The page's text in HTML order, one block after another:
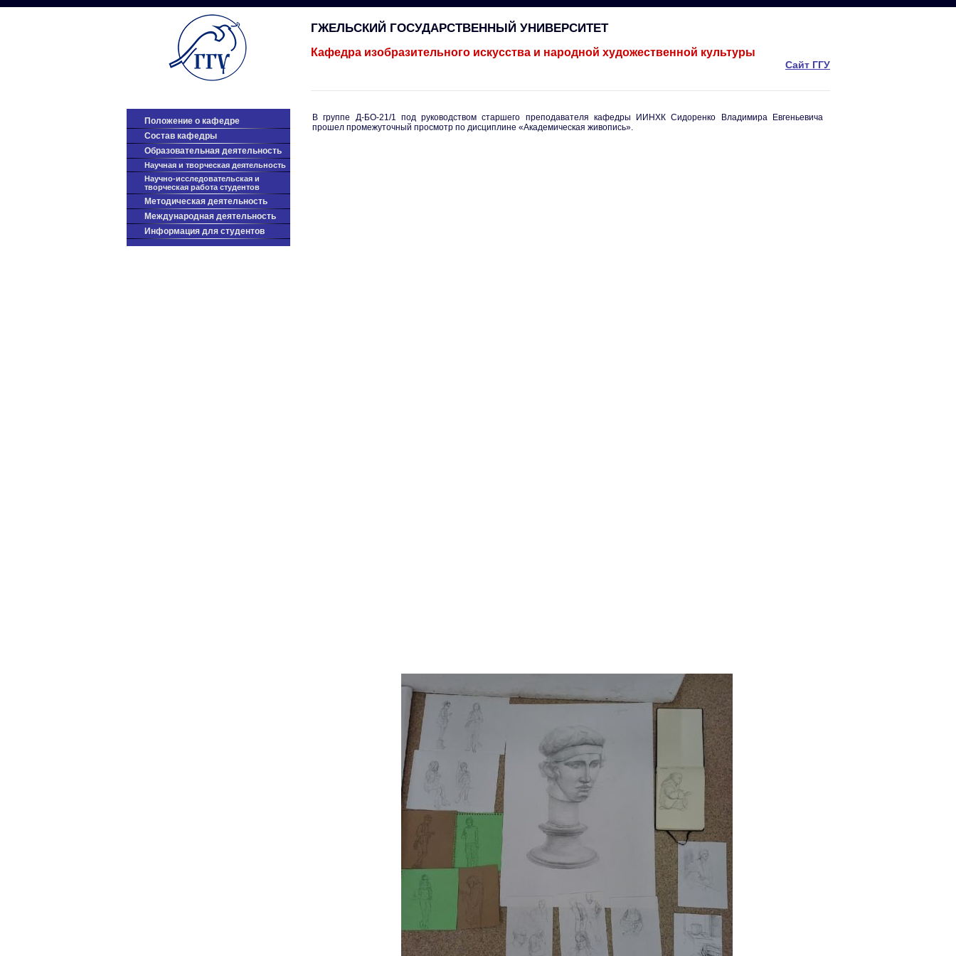
ГЖЕЛЬСКИЙ ГОСУДАРСТВЕННЫЙ УНИВЕРСИТЕТ
Кафедра изобразительного искусства и народной художественной культуры
Сайт ГГУ
Положение о кафедре
Cостав кафедры
Образовательная деятельность
Научная и творческая деятельность
Научно-исследовательская и
творческая работа студентов
Методическая деятельность
Международная деятельность
Информация для студентов
В группе Д-БО-21/1 под руководством старшего преподавателя кафедры ИИНХК Сидоренко Владимира Евгеньевича
прошел промежуточный просмотр по дисциплине «Академическая живопись».